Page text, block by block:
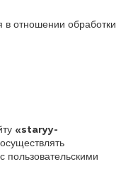
отношении обработки
«staryy-